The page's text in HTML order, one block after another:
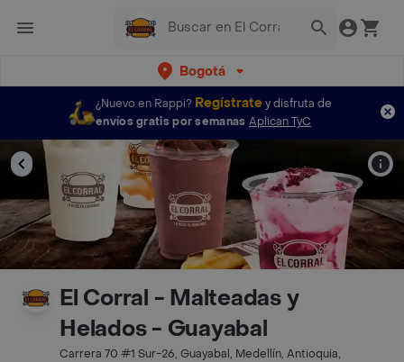
Bogotá
¿Nuevo en Rappi? Regístratey disfruta de
envíos gratis por semanas Aplican TyC
El Corral - Malteadas y
Helados - Guayabal
Carrera 70 #1 Sur-26, Guayabal, Medellín, Antioquia,